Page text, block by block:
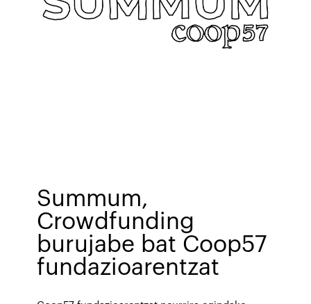
Summum,
Crowdfunding
burujabe bat Coop57
fundazioarentzat